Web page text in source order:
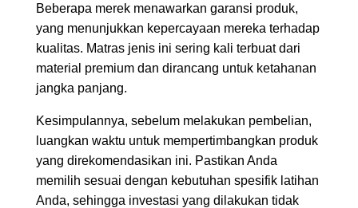
Beberapa merek menawarkan garansi produk,
yang menunjukkan kepercayaan mereka terhadap
kualitas. Matras jenis ini sering kali terbuat dari
material premium dan dirancang untuk ketahanan
jangka panjang.
Kesimpulannya, sebelum melakukan pembelian,
luangkan waktu untuk mempertimbangkan produk
yang direkomendasikan ini. Pastikan Anda
memilih sesuai dengan kebutuhan spesifik latihan
Anda, sehingga investasi yang dilakukan tidak